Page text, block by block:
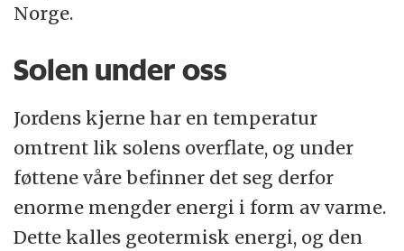
Norge.
Solen under oss
Jordens kjerne har en temperatur
omtrent lik solens overflate, og under
føttene våre befinner det seg derfor
enorme mengder energi i form av varme.
Dette kalles geotermisk energi, og den